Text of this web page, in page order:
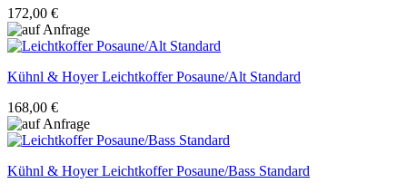
172,00 €
Kühnl & HoyerLeichtkoffer Posaune/Alt Standard
168,00 €
Kühnl & HoyerLeichtkoffer Posaune/Bass Standard